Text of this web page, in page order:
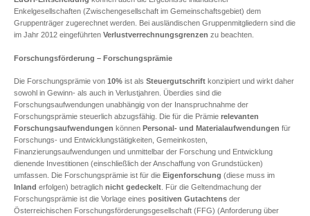
Enkelgesellschaften (Zwischengesellschaft im Gemeinschaftsgebiet) dem
Gruppenträger zugerechnet werden. Bei ausländischen Gruppenmitgliedern sind die
im Jahr 2012 eingeführten Verlustverrechnungsgrenzen zu beachten.
Forschungsförderung – Forschungsprämie
Die Forschungsprämie von 10% ist als Steuergutschrift konzipiert und wirkt daher
sowohl in Gewinn- als auch in Verlustjahren. Überdies sind die
Forschungsaufwendungen unabhängig von der Inanspruchnahme der
Forschungsprämie steuerlich abzugsfähig. Die für die Prämie relevanten
Forschungsaufwendungen können Personal- und Materialaufwendungen für
Forschungs- und Entwicklungstätigkeiten, Gemeinkosten,
Finanzierungsaufwendungen und unmittelbar der Forschung und Entwicklung
dienende Investitionen (einschließlich der Anschaffung von Grundstücken)
umfassen. Die Forschungsprämie ist für die Eigenforschung (diese muss im
Inland erfolgen) betraglich nicht gedeckelt . Für die Geltendmachung der
Forschungsprämie ist die Vorlage eines positiven Gutachtens der
Österreichischen Forschungsförderungsgesellschaft (FFG) (Anforderung über